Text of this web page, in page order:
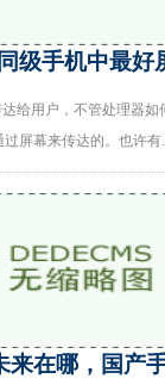
级手机中最好
给用户，不管处理器如
过屏幕来传达的。也许有
来在哪，国产